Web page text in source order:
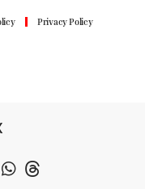
Privacy Policy